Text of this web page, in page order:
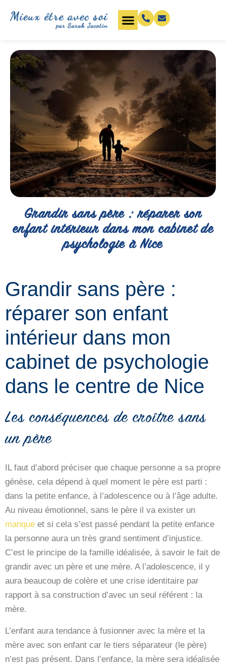
Grandir sans père : réparer son
enfant intérieur dans mon cabinet de
psychologie à Nice
Grandir sans père :
réparer son enfant
intérieur dans mon
cabinet de psychologie
dans le centre de Nice
Les conséquences de croître sans
un père
IL faut d’abord préciser que chaque personne a sa propre
génèse, cela dépend à quel moment le père est parti :
dans la petite enfance, à l’adolescence ou à l’âge adulte.
Au niveau émotionnel, sans le père il va exister un
manque et si cela s’est passé pendant la petite enfance
la personne aura un très grand sentiment d’injustice.
C’est le principe de la famille idéalisée, à savoir le fait de
grandir avec un père et une mère. A l’adolescence, il y
aura beaucoup de colère et une crise identitaire par
rapport à sa construction d’avec un seul référent : la
mère.
L’enfant aura tendance à fusionner avec la mère et la
mère avec son enfant car le tiers séparateur (le père)
n’est pas présent. Dans l’enfance, la mère sera idéalisée